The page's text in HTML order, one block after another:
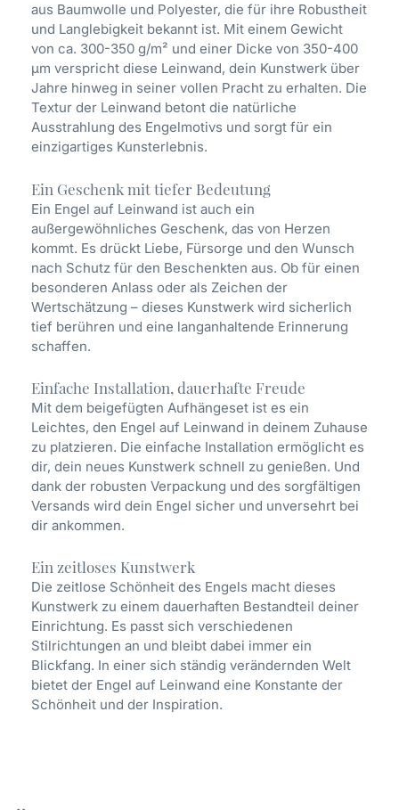
aus Baumwolle und Polyester, die für ihre Robustheit
und Langlebigkeit bekannt ist. Mit einem Gewicht
von ca. 300-350 g/m² und einer Dicke von 350-400
µm verspricht diese Leinwand, dein Kunstwerk über
Jahre hinweg in seiner vollen Pracht zu erhalten. Die
Textur der Leinwand betont die natürliche
Ausstrahlung des Engelmotivs und sorgt für ein
einzigartiges Kunsterlebnis.
Ein Geschenk mit tiefer Bedeutung
Ein Engel auf Leinwand ist auch ein
außergewöhnliches Geschenk, das von Herzen
kommt. Es drückt Liebe, Fürsorge und den Wunsch
nach Schutz für den Beschenkten aus. Ob für einen
besonderen Anlass oder als Zeichen der
Wertschätzung – dieses Kunstwerk wird sicherlich
tief berühren und eine langanhaltende Erinnerung
schaffen.
Einfache Installation, dauerhafte Freude
Mit dem beigefügten Aufhängeset ist es ein
Leichtes, den Engel auf Leinwand in deinem Zuhause
zu platzieren. Die einfache Installation ermöglicht es
dir, dein neues Kunstwerk schnell zu genießen. Und
dank der robusten Verpackung und des sorgfältigen
Versands wird dein Engel sicher und unversehrt bei
dir ankommen.
Ein zeitloses Kunstwerk
Die zeitlose Schönheit des Engels macht dieses
Kunstwerk zu einem dauerhaften Bestandteil deiner
Einrichtung. Es passt sich verschiedenen
Stilrichtungen an und bleibt dabei immer ein
Blickfang. In einer sich ständig verändernden Welt
bietet der Engel auf Leinwand eine Konstante der
Schönheit und der Inspiration.